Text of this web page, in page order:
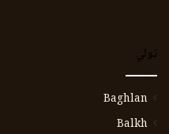
ټولي
Baghlan
Balkh